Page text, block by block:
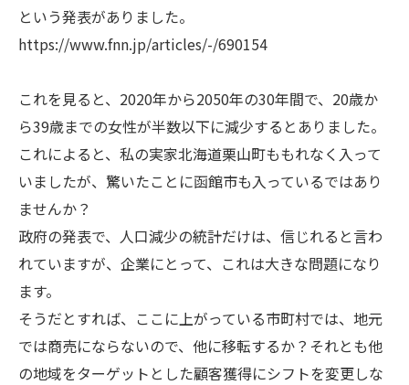
という発表がありました。
https://www.fnn.jp/articles/-/690154
これを見ると、2020年から2050年の30年間で、20歳か
ら39歳までの女性が半数以下に減少するとありました。
これによると、私の実家北海道栗山町ももれなく入って
いましたが、驚いたことに函館市も入っているではあり
ませんか？
政府の発表で、人口減少の統計だけは、信じれると言わ
れていますが、企業にとって、これは大きな問題になり
ます。
そうだとすれば、ここに上がっている市町村では、地元
では商売にならないので、他に移転するか？それとも他
の地域をターゲットとした顧客獲得にシフトを変更しな